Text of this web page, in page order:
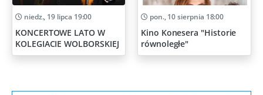
niedz., 19 lipca 19:00
KONCERTOWE LATO W
KOLEGIACIE WOLBORSKIEJ
pon., 10 sierpnia 18:00
Kino Konesera "Historie
równoległe"